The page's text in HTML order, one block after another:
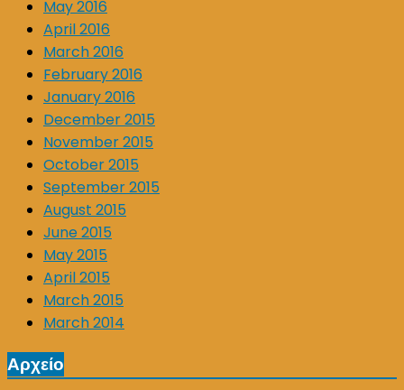
May 2016
April 2016
March 2016
February 2016
January 2016
December 2015
November 2015
October 2015
September 2015
August 2015
June 2015
May 2015
April 2015
March 2015
March 2014
Αρχείο